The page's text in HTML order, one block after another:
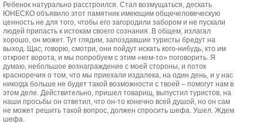
Ребенок натурально расстроился. Стал возмущаться, дескать
ЮНЕСКО объявило этот памятник имеющим общечеловеческую
ценность не для того, чтобы его загородили забором и не пускали
людей припасть к истокам своего сознания. В общем, излагал
хорошо, он может. Тут глядим, запоздавшие туристы бредут на
выход. Щас, говорю, смотри, они пойдут искать кого-нибудь, кто им
откроет ворота, и мы попробуем с этим «кем-то» поговорить. Я
думаю, небольшое вознаграждение с моей стороны, и поток
красноречия о том, что мы приехали издалека, на один день, и у нас
никогда больше не будет такой возможности с твоей – помогут нам в
этом деле. Действительно, пришел товарищ, выпустил туристов, на
наши просьбы он ответил, что он-то конечно всей душой, но он сам
не может решить такой вопрос, должен спросить шефа. Ушел. Ждем
шефа.